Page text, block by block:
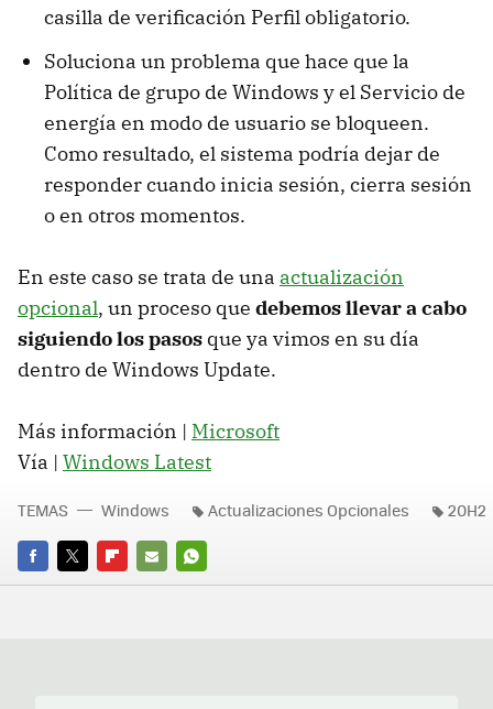
casilla de verificación Perfil obligatorio.
Soluciona un problema que hace que la
Política de grupo de Windows y el Servicio de
energía en modo de usuario se bloqueen.
Como resultado, el sistema podría dejar de
responder cuando inicia sesión, cierra sesión
o en otros momentos.
En este caso se trata de una actualización
opcional, un proceso que debemos llevar a cabo
siguiendo los pasos que ya vimos en su día
dentro de Windows Update.
Más información | Microsoft
Vía | Windows Latest
FACEBOOK
TWITTERFLIPBOARD
E-
WHATSAPP
TEMAS Windows Actualizaciones Opcionales 20H2